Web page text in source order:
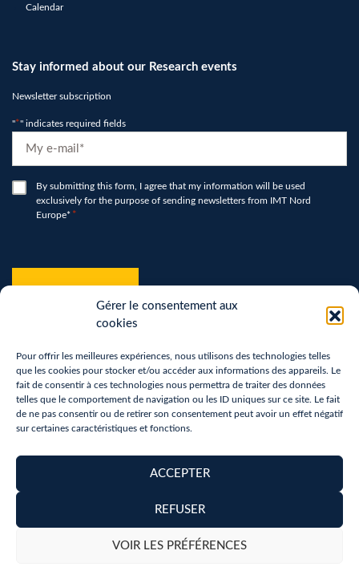
Gérer le consentement aux
cookies
Pour offrir les meilleures expériences, nous utilisons des technologies telles
que les cookies pour stocker et/ou accéder aux informations des appareils. Le
fait de consentir à ces technologies nous permettra de traiter des données
telles que le comportement de navigation ou les ID uniques sur ce site. Le fait
de ne pas consentir ou de retirer son consentement peut avoir un effet négatif
sur certaines caractéristiques et fonctions.
ACCEPTER
REFUSER
VOIR LES PRÉFÉRENCES
Calendar
Stay informed about our Research events
Newsletter subscription
"*" indicates required fields
*
RGPDBy submitting this form, I agree that my information will be used
exclusively for the purpose of sending newsletters from IMT Nord
Europe* *
Copyright 2026 - Réalisation :
Terms of use
Privacy Policy